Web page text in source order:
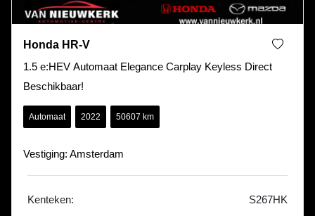
Honda HR-V
1.5 e:HEV Automaat Elegance Carplay Keyless Direct
Beschikbaar!
Automaat 2022 50607 km
Vestiging: Amsterdam
Kenteken: S267HK